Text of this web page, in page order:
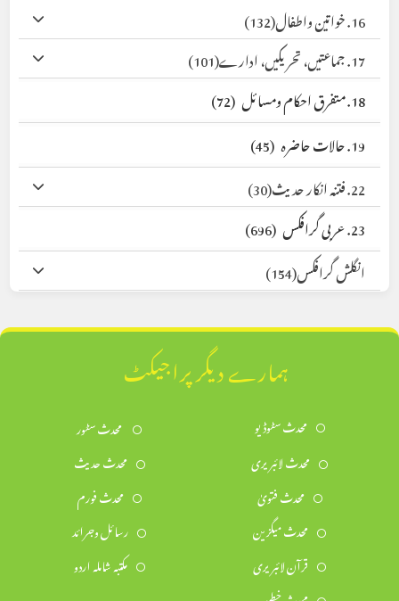
16. خواتین واطفال
(132)
17. جماعتیں، تحریکیں، ادارے
(101)
18. متفرق احکام ومسائل
(72)
19. حالات حاضرہ
(45)
22. فتنہ انکار حدیث
(30)
23. عربی گرافکس
(696)
انگلش گرافکس(154)
ہمارے دیگر پراجیکٹ
محدث سٹوڈیو
محدث سٹور
محدث لائبریری
محدث حدیث
محدث فتویٰ
محدث فورم
محدث میگزین
رسائل وجرائد
قرآن لائبریری
مکتبہ شاملہ اردو